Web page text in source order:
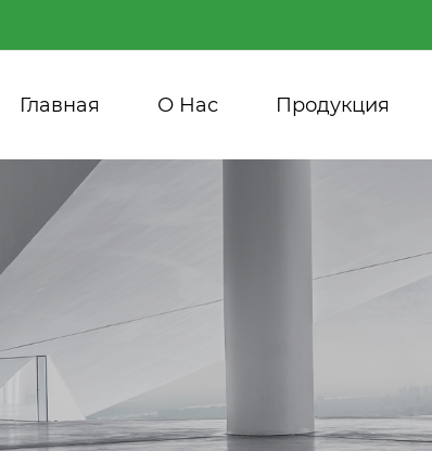
Главная О Нас Продукция